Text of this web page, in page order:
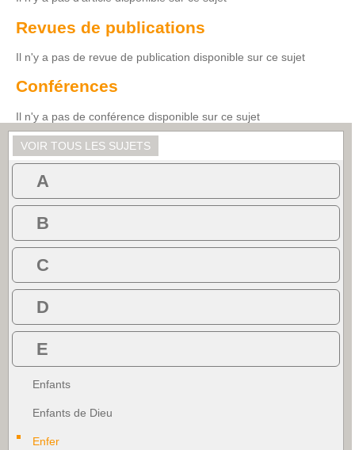
Revues de publications
Il n'y a pas de revue de publication disponible sur ce sujet
Conférences
Il n'y a pas de conférence disponible sur ce sujet
VOIR TOUS LES SUJETS
A
B
C
D
E
Enfants
Enfants de Dieu
Enfer